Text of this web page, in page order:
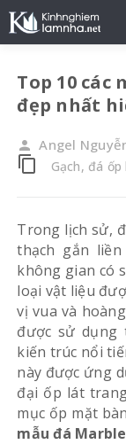
Top 10 các
đẹp nhất
person Angel
content_copy Gạch, đá ốp
Trong lịch sử,
thạch gắn
không gian có
loại vật liệu
vị vua và
được sử dụng
kiến ​​trúc nổi
này được ứng
đại ốp lát
mục ốp mặt
mẫu đá